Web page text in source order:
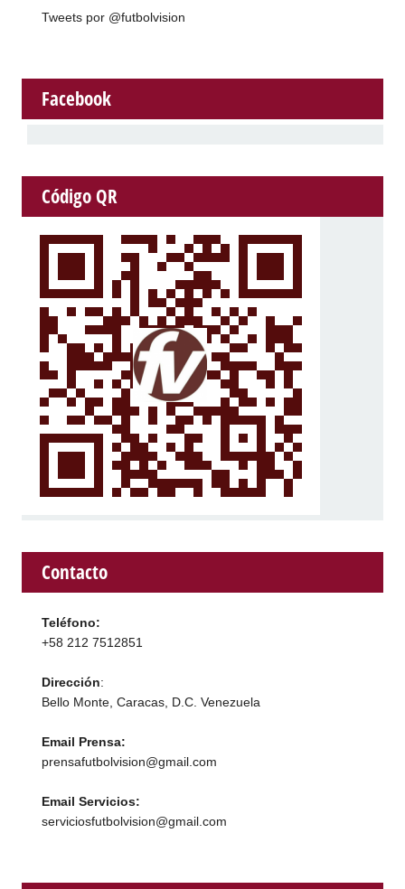
Tweets por @futbolvision
Facebook
Código QR
Contacto
Teléfono:
+58 212 7512851
Dirección:
Bello Monte, Caracas, D.C. Venezuela
Email Prensa:
prensafutbolvision@gmail.com
Email Servicios:
serviciosfutbolvision@gmail.com